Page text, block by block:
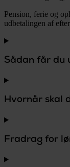
Pension, ferie og
udbetalingen af
Sådan får du
Hvornår skal
Fradrag for